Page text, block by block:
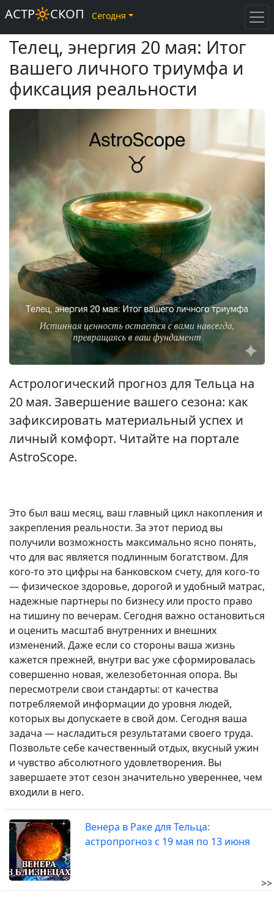
Телец, энергия 20 мая: Итог
вашего личного триумфа и
фиксация реальности
Астрологический прогноз для Тельца на
20 мая. Завершение вашего сезона: как
зафиксировать материальный успех и
личный комфорт. Читайте на портале
AstroScope.
Это был ваш месяц, ваш главный цикл накопления и
закрепления реальности. За этот период вы
получили возможность максимально ясно понять,
что для вас является подлинным богатством. Для
кого-то это цифры на банковском счету, для кого-то
— физическое здоровье, дорогой и удобный матрас,
надежные партнеры по бизнесу или просто право
на тишину по вечерам. Сегодня важно остановиться
и оценить масштаб внутренних и внешних
изменений. Даже если со стороны ваша жизнь
кажется прежней, внутри вас уже сформировалась
совершенно новая, железобетонная опора. Вы
пересмотрели свои стандарты: от качества
потребляемой информации до уровня людей,
которых вы допускаете в свой дом. Сегодня ваша
задача — насладиться результатами своего труда.
Позвольте себе качественный отдых, вкусный ужин
и чувство абсолютного удовлетворения. Вы
завершаете этот сезон значительно увереннее, чем
входили в него.
Венера в Раке для Тельца:
астропрогноз с 19 мая по 13 июня
>>
АСТР🔆СКОП Сегодня